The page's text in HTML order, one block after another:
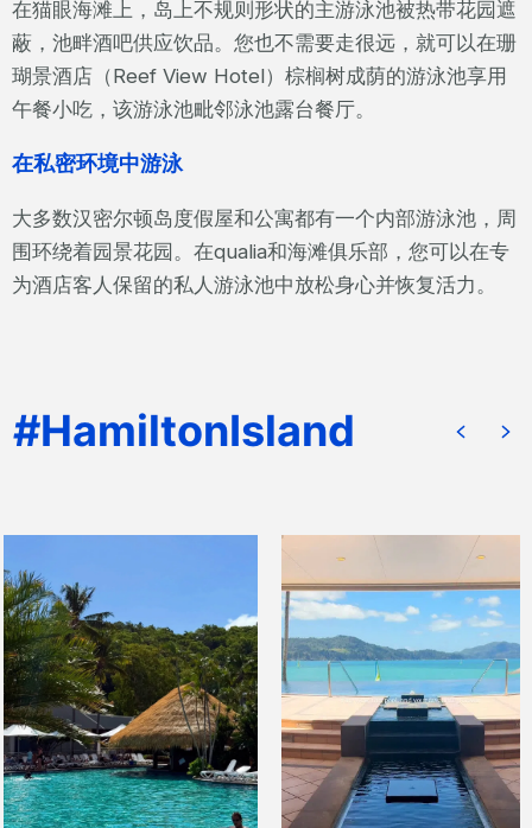
在猫眼海滩上，岛上不规则形状的主游泳池被热带花园遮
蔽，池畔酒吧供应饮品。您也不需要走很远，就可以在珊
瑚景酒店（Reef View Hotel）棕榈树成荫的游泳池享用
午餐小吃，该游泳池毗邻泳池露台餐厅。
在私密环境中游泳
大多数汉密尔顿岛度假屋和公寓都有一个内部游泳池，周
围环绕着园景花园。在qualia和海滩俱乐部，您可以在专
为酒店客人保留的私人游泳池中放松身心并恢复活力。